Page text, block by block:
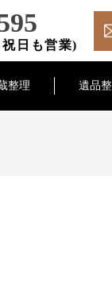
日も営業)
整理 遺品